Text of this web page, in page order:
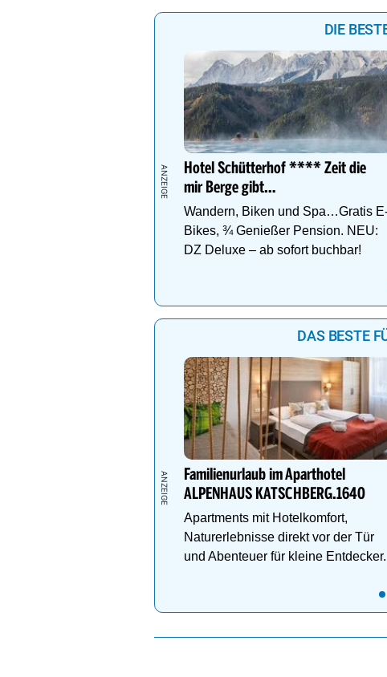
DIE
Hotel Schütterhof **** Zeit die
mir Berge gibt…
Wandern, Biken und Spa…Gratis
Bikes, ¾ Genießer Pension. NEU:
DZ Deluxe – ab sofort buchbar!
DAS BESTE
Familienurlaub im Aparthotel
ALPENHAUS KATSCHBERG.1640
Apartments mit Hotelkomfort,
Naturerlebnisse direkt vor der Tür
und Abenteuer für kleine Entdecker.